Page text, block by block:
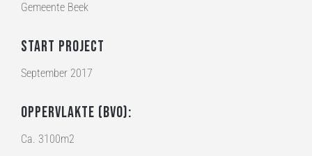
Contact
Gemeente Beek
Start project
September 2017
Oppervlakte (BVO):
Ca. 3100m2